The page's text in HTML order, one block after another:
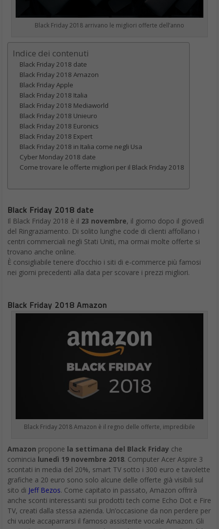
Black Friday 2018 arrivano le migliori offerte dell’anno
Indice dei contenuti
Black Friday 2018 date
Black Friday 2018 Amazon
Black Friday Apple
Black Friday 2018 Italia
Black Friday 2018 Mediaworld
Black Friday 2018 Unieuro
Black Friday 2018 Euronics
Black Friday 2018 Expert
Black Friday 2018 in Italia come negli Usa
Cyber Monday 2018 date
Come trovare le offerte migliori per il Black Friday 2018
Black Friday 2018 date
Il Black Friday 2018 è il 23 novembre, il giorno dopo il giovedì
del Ringraziamento. Di solito lunghe code di clienti affollano i
centri commerciali negli Stati Uniti, ma ormai molte offerte si
trovano anche online.
È consigliabile tenere d’occhio i siti di e-commerce più famosi
nei giorni precedenti alla data per scovare i prezzi migliori.
Black Friday 2018 Amazon
Black Friday 2018 Amazon è il regno delle offerte, impredibile
Amazon propone la settimana del Black Friday che
comincia lunedì 19 novembre 2018. Computer Acer Aspire 3
scontati in media del 20%, smart TV sotto i 300 euro e tavolette
grafiche a 20 euro sono solo alcune delle offerte già visibili sul
sito di Jeff Bezos. Come capitato in passato, Amazon offrirà
anche sconti interessanti sui prodotti tech come Echo Dot e Fire
TV, creati dalla stessa azienda. Un’occasione da non perdere per
chi vuole accaparrarsi il famoso assistente vocale Amazon. Gli